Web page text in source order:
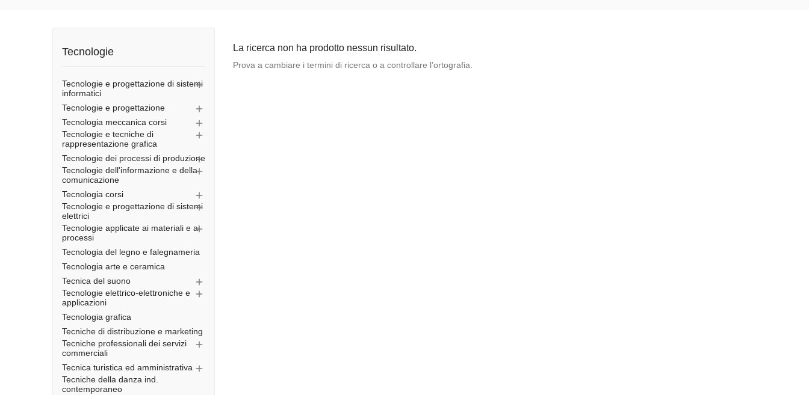
Tecnologie
Tecnologie e progettazione di sistemi
informatici

Tecnologie e progettazione 
Tecnologia meccanica corsi 
Tecnologie e tecniche di
rappresentazione grafica

Tecnologie dei processi di produzione

Tecnologie dell'informazione e della
comunicazione

Tecnologia corsi 
Tecnologie e progettazione di sistemi
elettrici

Tecnologie applicate ai materiali e ai
processi

Tecnologia del legno e falegnameria
Tecnologia arte e ceramica
Tecnica del suono

Tecnologie elettrico-elettroniche e
applicazioni

Tecnologia grafica
Tecniche di distribuzione e marketing
Tecniche professionali dei servizi
commerciali

Tecnica turistica ed amministrativa 
Tecniche della danza ind.
contemporaneo
La ricerca non ha prodotto nessun risultato.
Prova a cambiare i termini di ricerca o a controllare l’ortografia.